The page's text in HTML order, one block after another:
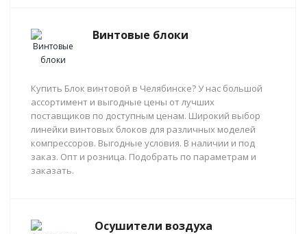
Винтовые блоки
Купить Блок винтовой в Челябинске? У нас большой
ассортимент и выгодные цены от лучших
поставщиков по доступным ценам. Широкий выбор
линейки винтовых блоков для различных моделей
компрессоров. Выгодные условия. В наличии и под
заказ. Опт и розница. Подобрать по параметрам и
заказать.
Осушители воздуха